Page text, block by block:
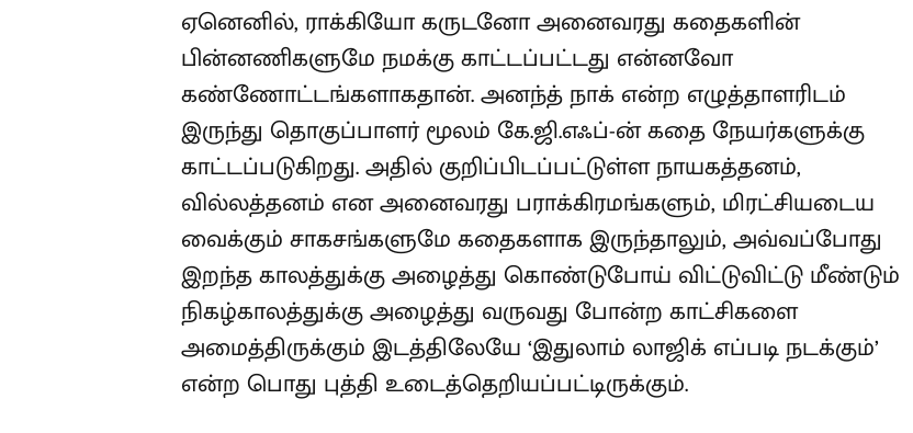
ஏனெனில், ராக்கியோ கருடனோ அனைவரது கதைகளின்
பின்னணிகளுமே நமக்கு காட்டப்பட்டது என்னவோ
கண்ணோட்டங்களாகதான். அனந்த் நாக் என்ற எழுத்தாளரிடம்
இருந்து தொகுப்பாளர் மூலம் கே.ஜி.எஃப்-ன் கதை நேயர்களுக்கு
காட்டப்படுகிறது. அதில் குறிப்பிடப்பட்டுள்ள நாயகத்தனம்,
வில்லத்தனம் என அனைவரது பராக்கிரமங்களும், மிரட்சியடைய
வைக்கும் சாகசங்களுமே கதைகளாக இருந்தாலும், அவ்வப்போது
இறந்த காலத்துக்கு அழைத்து கொண்டுபோய் விட்டுவிட்டு மீண்டும்
நிகழ்காலத்துக்கு அழைத்து வருவது போன்ற காட்சிகளை
அமைத்திருக்கும் இடத்திலேயே ‘இதுலாம் லாஜிக் எப்படி நடக்கும்’
என்ற பொது புத்தி உடைத்தெறியப்பட்டிருக்கும்.